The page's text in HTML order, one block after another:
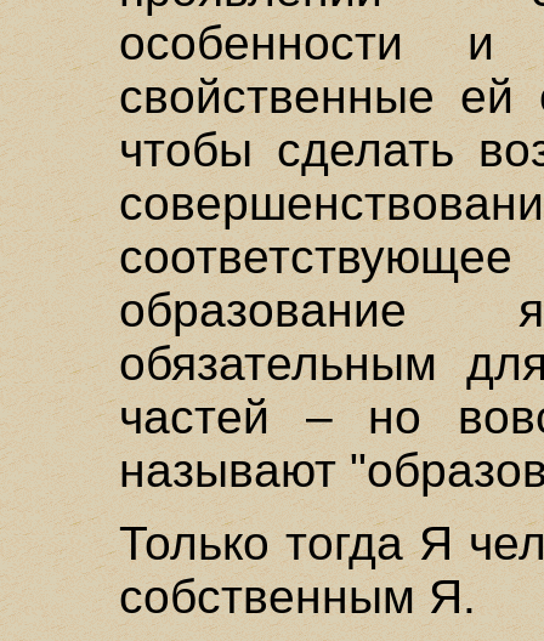
особенности и
свойственные ей
чтобы сделать
образование
обязательным
частей – но
называют
Только тогда Я
собственным Я.